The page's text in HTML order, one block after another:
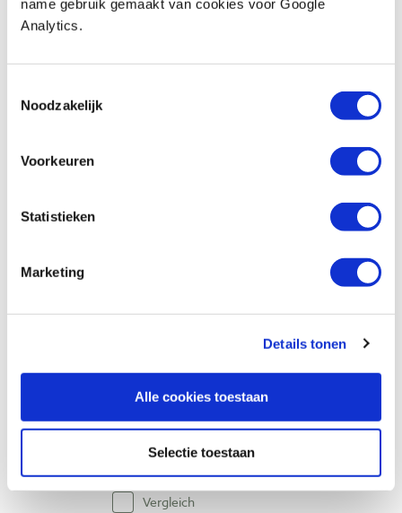
name gebruik gemaakt van cookies voor Google
Analytics.
Noodzakelijk
Voorkeuren
Statistieken
Marketing
Details tonen
Alle cookies toestaan
Selectie toestaan
maataanduiding 150/300 mm
€ 14,00 inkl. MwSt
Vergleich
Shinwa Japanse blokhaak rvs 250 mm
Produktnummer: 32535
€ 36,10 inkl. MwSt
€ 29,83 ohne MwSt
Nicht auf Lager, Fragen Sie für die Lieferung
Vergleich